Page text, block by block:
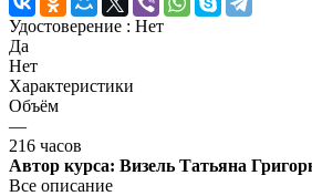
Удостоверение : Нет
Да
Нет
Характеристики
Объём
—
216 часов
Автор курса: Визель Татьяна
Все описание